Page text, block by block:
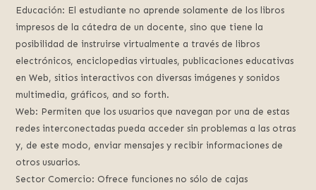
Educación: El estudiante no aprende solamente de los libros
impresos de la cátedra de un docente, sino que tiene la
posibilidad de instruirse virtualmente a través de libros
electrónicos, enciclopedias virtuales, publicaciones educativas
en Web, sitios interactivos con diversas imágenes y sonidos
multimedia, gráficos, and so forth.
Web: Permiten que los usuarios que navegan por una de estas
redes interconectadas pueda acceder sin problemas a las otras
y, de este modo, enviar mensajes y recibir informaciones de
otros usuarios.
Sector Comercio: Ofrece funciones no sólo de cajas